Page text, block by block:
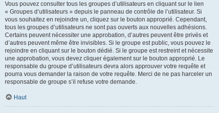
Vous pouvez consulter tous les groupes d’utilisateurs en cliquant sur le lien
« Groupes d’utilisateurs » depuis le panneau de contrôle de l’utilisateur. Si
vous souhaitez en rejoindre un, cliquez sur le bouton approprié. Cependant,
tous les groupes d’utilisateurs ne sont pas ouverts aux nouvelles adhésions.
Certains peuvent nécessiter une approbation, d’autres peuvent être privés et
d’autres peuvent même être invisibles. Si le groupe est public, vous pouvez le
rejoindre en cliquant sur le bouton dédié. Si le groupe est restreint et nécessite
une approbation, vous devez cliquer également sur le bouton approprié. Le
responsable du groupe d’utilisateurs devra alors approuver votre requête et
pourra vous demander la raison de votre requête. Merci de ne pas harceler un
responsable de groupe s’il refuse votre demande.
Haut